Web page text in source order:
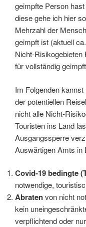
geimpfte Person
diese gehe ich hier
Mehrzahl der
geimpft ist (aktuell
Nicht-Risikogebieten
für vollständig
Im Folgenden
der potentiellen
nicht alle Nicht-
Touristen ins Land
Ausgangssperre
Auswärtigen Amts in
Covid-19 bedingte
notwendige,
Abratenvon nicht
kein
verpflichtend oder